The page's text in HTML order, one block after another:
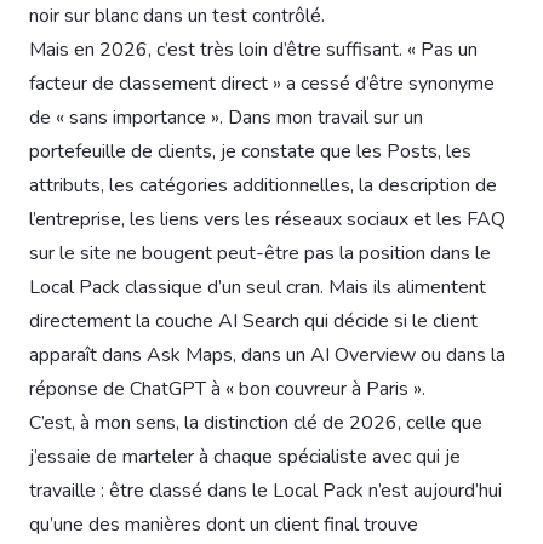
noir sur blanc dans un test contrôlé.
Mais en 2026, c’est très loin d’être suffisant. « Pas un
facteur de classement direct » a cessé d’être synonyme
de « sans importance ». Dans mon travail sur un
portefeuille de clients, je constate que les Posts, les
attributs, les catégories additionnelles, la description de
l’entreprise, les liens vers les réseaux sociaux et les FAQ
sur le site ne bougent peut-être pas la position dans le
Local Pack classique d’un seul cran. Mais ils alimentent
directement la couche AI Search qui décide si le client
apparaît dans Ask Maps, dans un AI Overview ou dans la
réponse de ChatGPT à « bon couvreur à Paris ».
C’est, à mon sens, la distinction clé de 2026, celle que
j’essaie de marteler à chaque spécialiste avec qui je
travaille : être classé dans le Local Pack n’est aujourd’hui
qu’une des manières dont un client final trouve